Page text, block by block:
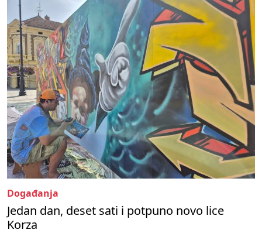
Događanja
Jedan dan, deset sati i potpuno novo lice
Korza